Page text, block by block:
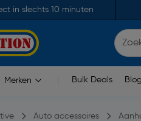
in slechts 10 minuten
Merken Bulk Deals
Auto accessoires